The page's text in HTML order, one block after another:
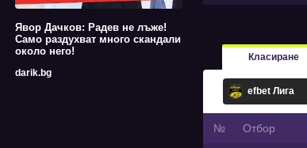
Явор Дачков: Радев не лъже!
Само раздухват много скандали
около него!
darik.bg
Класиране
№ Oтбор